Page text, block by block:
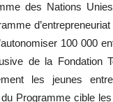
des Nations
100 000
de la Fondation
les jeunes
Programme cible